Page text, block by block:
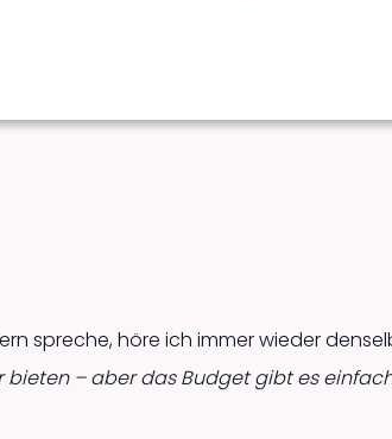
spreche, höre ich immer wieder
bieten – aber das Budget gibt es